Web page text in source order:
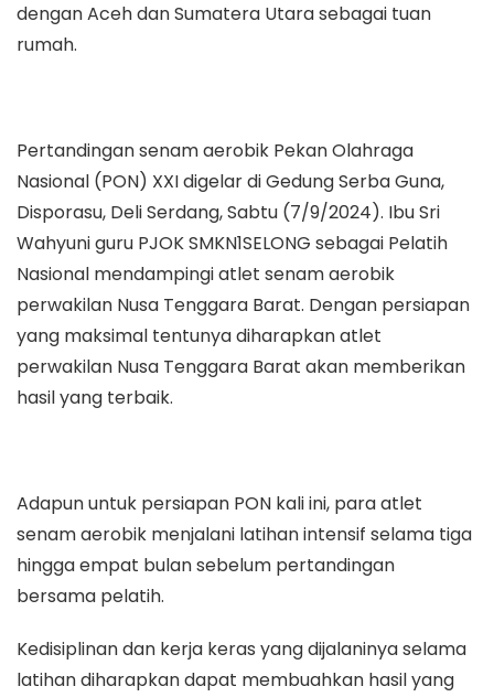
dengan Aceh dan Sumatera Utara sebagai tuan
rumah.
Pertandingan senam aerobik Pekan Olahraga
Nasional (PON) XXI digelar di Gedung Serba Guna,
Disporasu, Deli Serdang, Sabtu (7/9/2024). Ibu Sri
Wahyuni guru PJOK SMKN1SELONG sebagai Pelatih
Nasional mendampingi atlet senam aerobik
perwakilan Nusa Tenggara Barat. Dengan persiapan
yang maksimal tentunya diharapkan atlet
perwakilan Nusa Tenggara Barat akan memberikan
hasil yang terbaik.
Adapun untuk persiapan PON kali ini, para atlet
senam aerobik menjalani latihan intensif selama tiga
hingga empat bulan sebelum pertandingan
bersama pelatih.
Kedisiplinan dan kerja keras yang dijalaninya selama
latihan diharapkan dapat membuahkan hasil yang